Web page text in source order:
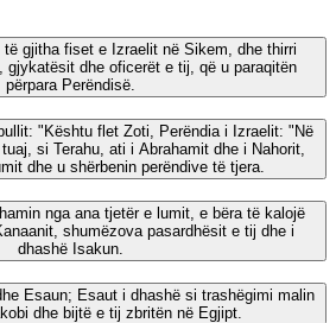
të gjitha fiset e Izraelit në Sikem, dhe thirri
gjykatësit dhe oficerët e tij, që u paraqitën
përpara Perëndisë.
"Kështu flet Zoti, Perëndia i Izraelit: "Në
si Terahu, ati i Abrahamit dhe i Nahorit,
dhe u shërbenin perëndive të tjera.
nga ana tjetër e lumit, e bëra të kalojë
shumëzova pasardhësit e tij dhe i
dhashë Isakun.
Esaun; Esaut i dhashë si trashëgimi malin
dhe bijtë e tij zbritën në Egjipt.